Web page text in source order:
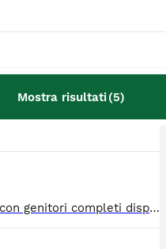
Mostra risultati(5)
Cuccioli weimaraner in vendita con genitori completi displasia anca gomito e test genetici effettuati. DNA depositato enci completi di pedigree.